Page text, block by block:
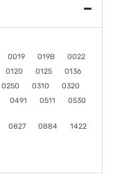
0019 019B
0022
0120 0125
0136
0250 0310
0320
0491 0511 0530
0827 0884 1422